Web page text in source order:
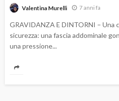
Valentina Murelli 7 anni fa
GRAVIDANZA E DINTORNI – Una
sicurezza: una fascia addominale
una pressione...